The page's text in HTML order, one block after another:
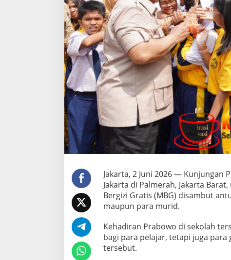
N
1
1
1
J
a
k
a
r
t
a
a
g
i
a
i
u
n
j
n
i
P
Jakarta, 2 Juni 2026 — Kunjungan
Jakarta di Palmerah, Jakarta
Bergizi Gratis (MBG) disambut
maupun para murid.
Kehadiran Prabowo di sekolah
bagi para pelajar, tetapi juga
tersebut.